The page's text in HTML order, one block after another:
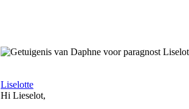
Liselotte
Hi Lieselot,